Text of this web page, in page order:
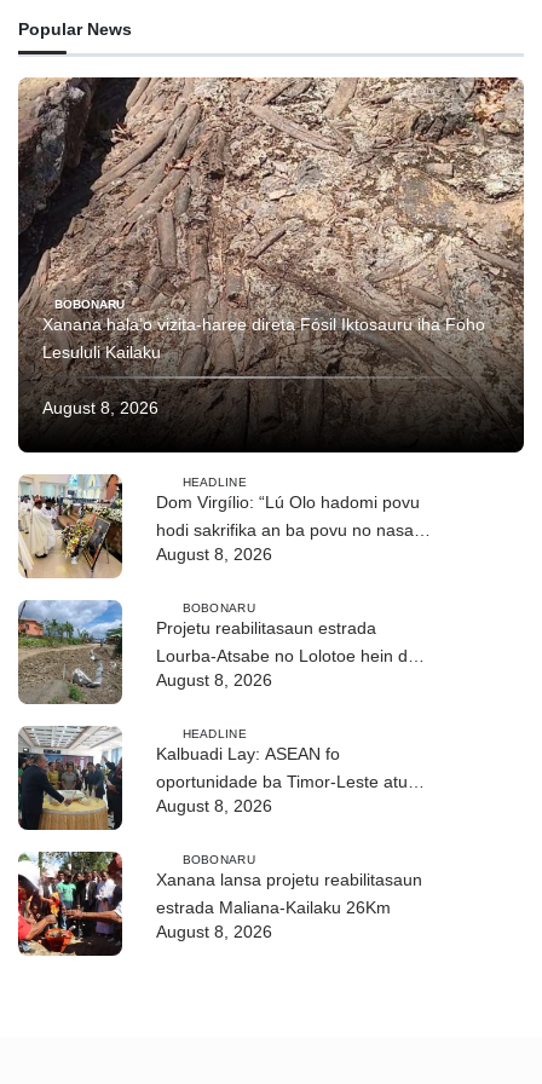
Popular News
BOBONARU
Xanana hala’o vizita-haree direta Fósil Iktosauru iha Foho
Lesululi Kailaku
August 8, 2026
HEADLINE
Dom Virgílio: “Lú Olo hadomi povu
hodi sakrifika an ba povu no nasaun
ho fuan”
August 8, 2026
BOBONARU
Projetu reabilitasaun estrada
Lourba-Atsabe no Lolotoe hein de’it
vistu tribunál
August 8, 2026
HEADLINE
Kalbuadi Lay: ASEAN fo
oportunidade ba Timor-Leste atu
aselera transformasaun ekonómika
August 8, 2026
BOBONARU
Xanana lansa projetu reabilitasaun
estrada Maliana-Kailaku 26Km
August 8, 2026